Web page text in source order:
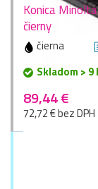
Konica
čierny
čierna
Skladom > 9
89,44 €
72,72 € bez DPH